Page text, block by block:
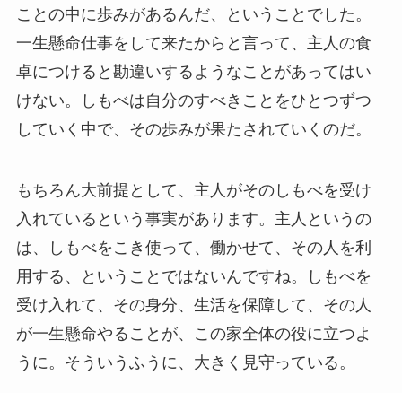
ことの中に歩みがあるんだ、ということでした。
一生懸命仕事をして来たからと言って、主人の食
卓につけると勘違いするようなことがあってはい
けない。しもべは自分のすべきことをひとつずつ
していく中で、その歩みが果たされていくのだ。
もちろん大前提として、主人がそのしもべを受け
入れているという事実があります。主人というの
は、しもべをこき使って、働かせて、その人を利
用する、ということではないんですね。しもべを
受け入れて、その身分、生活を保障して、その人
が一生懸命やることが、この家全体の役に立つよ
うに。そういうふうに、大きく見守っている。